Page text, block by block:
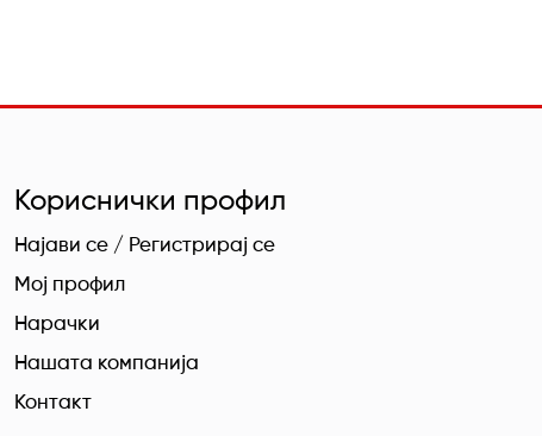
Кориснички профил
Најави се / Регистрирај се
Мој профил
Нарачки
Нашата компанија
Контакт